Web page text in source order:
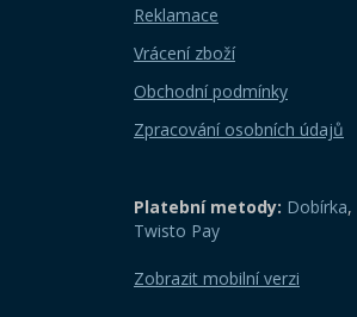
Reklamace
Vrácení zboží
Obchodní podmínky
Zpracování osobních údajů
Platební metody: Dobírka,
Twisto Pay
Zobrazit mobilní verzi